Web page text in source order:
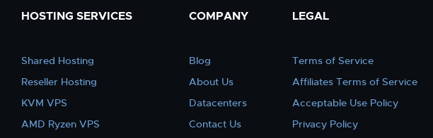
HOSTING SERVICES
Shared Hosting
Reseller Hosting
KVM VPS
AMD Ryzen VPS
COMPANY
Blog
About Us
Datacenters
Contact Us
LEGAL
Terms of Service
Affiliates Terms of Service
Acceptable Use Policy
Privacy Policy